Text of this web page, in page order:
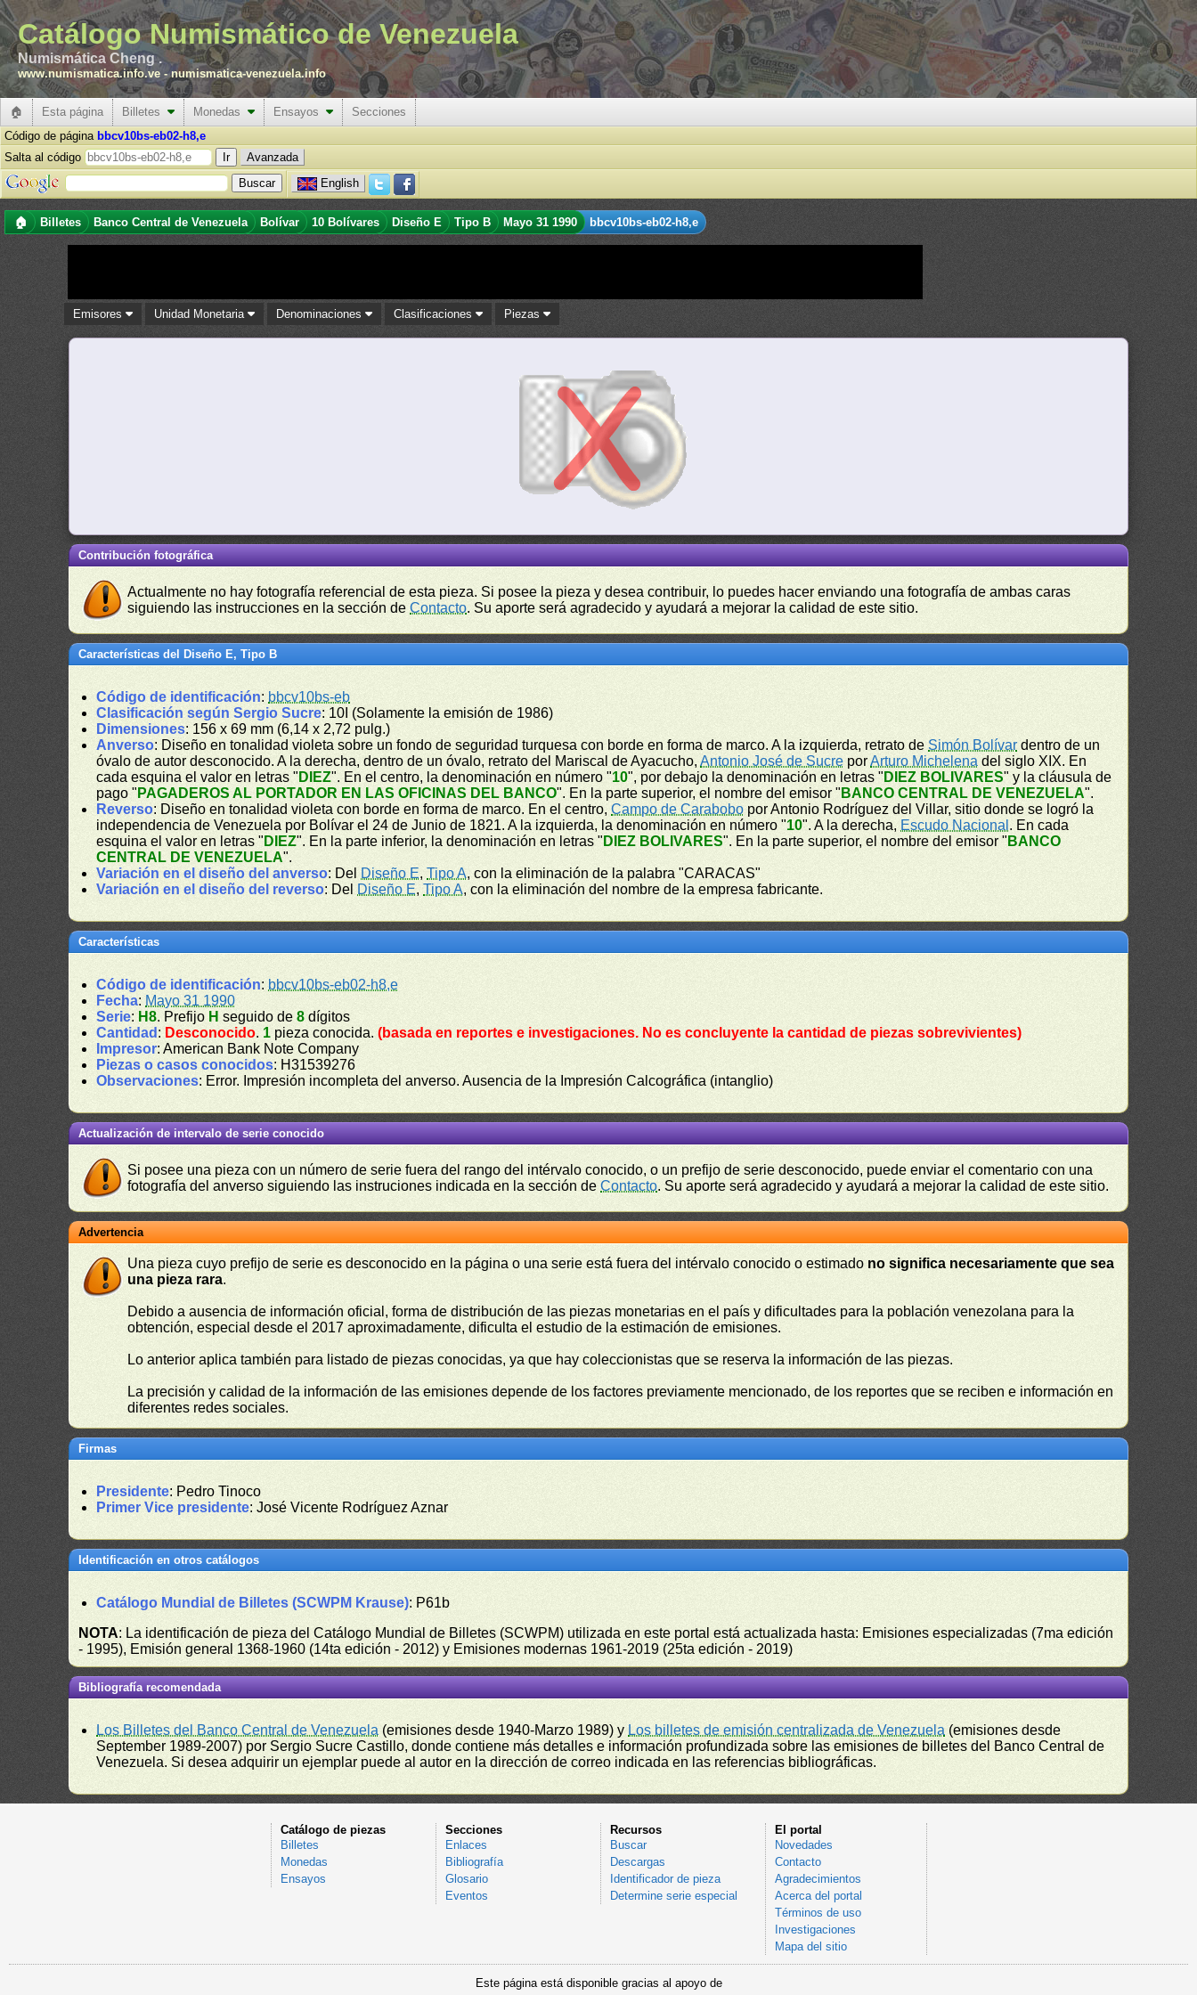
Catálogo Numismático de Venezuela
Numismática Cheng .
www.numismatica.info.ve -numismatica-venezuela.info
🏠 Esta página Billetes Monedas Ensayos
Secciones
Código de página bbcv10bs-eb02-h8,e
Salta al código
Avanzada
English
🏠 Billetes Banco Central de Venezuela Bolívar 10 Bolívares Diseño E Tipo B Mayo 31 1990 bbcv10bs-eb02-h8,e
Emisores Unidad Monetaria Denominaciones Clasificaciones Piezas
Contribución fotográfica
Actualmente no hay fotografía referencial de esta pieza. Si posee la pieza y desea contribuir, lo puedes hacer enviando una fotografía de ambas caras
siguiendo las instrucciones en la sección deContacto. Su aporte será agradecido y ayudará a mejorar la calidad de este sitio.
Características del Diseño E, Tipo B
Código de identificación: bbcv10bs-eb
Clasificación según Sergio Sucre: 10I (Solamente la emisión de 1986)
Dimensiones: 156 x 69 mm (6,14 x 2,72 pulg.)
Anverso: Diseño en tonalidad violeta sobre un fondo de seguridad turquesa con borde en forma de marco. A la izquierda, retrato deSimón Bolívardentro de un
óvalo de autor desconocido. A la derecha, dentro de un óvalo, retrato del Mariscal de Ayacucho,Antonio José de Sucre porArturo Michelena del siglo XIX. En
cada esquina el valor en letras " DIEZ". En el centro, la denominación en número "10", por debajo la denominación en letras " DIEZ BOLIVARES" y la cláusula de
pago " PAGADEROS AL PORTADOR EN LAS OFICINAS DEL BANCO". En la parte superior, el nombre del emisor " BANCO CENTRAL DE VENEZUELA".
Reverso: Diseño en tonalidad violeta con borde en forma de marco. En el centro,Campo de Carabobo por Antonio Rodríguez del Villar, sitio donde se logró la
independencia de Venezuela por Bolívar el 24 de Junio de 1821. A la izquierda, la denominación en número "10". A la derecha, Escudo Nacional . En cada
esquina el valor en letras " DIEZ". En la parte inferior, la denominación en letras " DIEZ BOLIVARES". En la parte superior, el nombre del emisor " BANCO
CENTRAL DE VENEZUELA".
Variación en el diseño del anverso: Del Diseño E,Tipo A, con la eliminación de la palabra "CARACAS"
Variación en el diseño del reverso: Del Diseño E,Tipo A, con la eliminación del nombre de la empresa fabricante.
Características
Código de identificación: bbcv10bs-eb02-h8,e
Fecha: Mayo 31 1990
Serie: H8. Prefijo H seguido de8 dígitos
Cantidad : Desconocido. 1 pieza conocida.(basada en reportes e investigaciones. No es concluyente la cantidad de piezas sobrevivientes)
Impresor: American Bank Note Company
Piezas o casos conocidos: H31539276
Observaciones: Error. Impresión incompleta del anverso. Ausencia de la Impresión Calcográfica (intanglio)
Actualización de intervalo de serie conocido
Si posee una pieza con un número de serie fuera del rango del intérvalo conocido, o un prefijo de serie desconocido, puede enviar el comentario con una
fotografía del anverso siguiendo las instruciones indicada en la sección deContacto. Su aporte será agradecido y ayudará a mejorar la calidad de este sitio.
Advertencia
Una pieza cuyo prefijo de serie es desconocido en la página o una serie está fuera del intérvalo conocido o estimado no significa necesariamente que sea
una pieza rara.
Debido a ausencia de información oficial, forma de distribución de las piezas monetarias en el país y dificultades para la población venezolana para la
obtención, especial desde el 2017 aproximadamente, dificulta el estudio de la estimación de emisiones.
Lo anterior aplica también para listado de piezas conocidas, ya que hay coleccionistas que se reserva la información de las piezas.
La precisión y calidad de la información de las emisiones depende de los factores previamente mencionado, de los reportes que se reciben e información en
diferentes redes sociales.
Firmas
Presidente: Pedro Tinoco
Primer Vice presidente: José Vicente Rodríguez Aznar
Identificación en otros catálogos
Catálogo Mundial de Billetes (SCWPM Krause): P61b
NOTA: La identificación de pieza del Catálogo Mundial de Billetes (SCWPM) utilizada en este portal está actualizada hasta: Emisiones especializadas (7ma edición
- 1995), Emisión general 1368-1960 (14ta edición - 2012) y Emisiones modernas 1961-2019 (25ta edición - 2019)
Bibliografía recomendada
Los Billetes del Banco Central de Venezuela (emisiones desde 1940-Marzo 1989) y Los billetes de emisión centralizada de Venezuela (emisiones desde
September 1989-2007) por Sergio Sucre Castillo, donde contiene más detalles e información profundizada sobre las emisiones de billetes del Banco Central de
Venezuela. Si desea adquirir un ejemplar puede al autor en la dirección de correo indicada en las referencias bibliográficas.
Catálogo de piezas
Billetes
Monedas
Ensayos
Secciones
Enlaces
Bibliografía
Glosario
Eventos
Recursos
Buscar
Descargas
Identificador de pieza
Determine serie especial
El portal
Novedades
Contacto
Agradecimientos
Acerca del portal
Términos de uso
Investigaciones
Mapa del sitio
Este página está disponible gracias al apoyo de